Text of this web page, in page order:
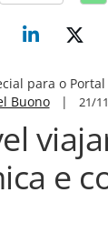
para o Portal
Buono| 21/
e